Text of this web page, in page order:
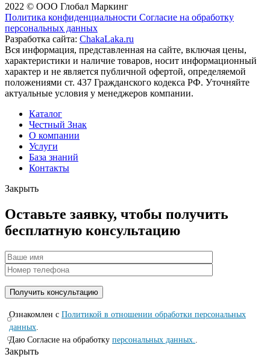
2022 © ООО Глобал Маркинг
Политика конфиденциальности Согласие на обработку
персональных данных
Разработка сайта: ChakaLaka.ru
Вся информация, представленная на сайте, включая цены,
характеристики и наличие товаров, носит информационный
характер и не является публичной офертой, определяемой
положениями ст. 437 Гражданского кодекса РФ. Уточняйте
актуальные условия у менеджеров компании.
Каталог
Честный Знак
О компании
Услуги
База знаний
Контакты
Закрыть
Оставьте заявку, чтобы получить
бесплатную консультацию
Ознакомлен с Политикой в отношении обработки персональных
данных
Даю Согласие на обработку персональных данных.
Закрыть